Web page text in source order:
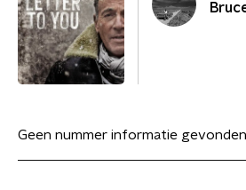
Geen nummer informatie gevonden